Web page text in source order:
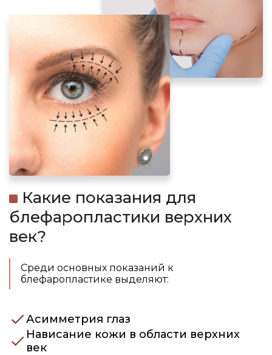
Какие показания для
блефаропластики верхних
век?
Среди основных показаний к
блефаропластике выделяют:
Асимметрия глаз
Нависание кожи в области верхних
век